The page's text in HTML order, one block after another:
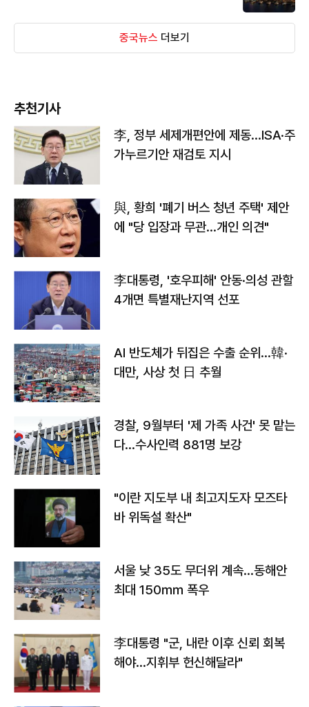
중국뉴스 더보기
추천기사
李, 정부 세제개편안에 제동…ISA·주
가누르기안 재검토 지시
與, 황희 '폐기 버스 청년 주택' 제안
에 "당 입장과 무관…개인 의견"
李대통령, '호우피해' 안동·의성 관할
4개면 특별재난지역 선포
AI 반도체가 뒤집은 수출 순위…韓·
대만, 사상 첫 日 추월
경찰, 9월부터 '제 가족 사건' 못 맡는
다…수사인력 881명 보강
"이란 지도부 내 최고지도자 모즈타
바 위독설 확산"
서울 낮 35도 무더위 계속…동해안
최대 150㎜ 폭우
李대통령 "군, 내란 이후 신뢰 회복
해야…지휘부 헌신해달라"